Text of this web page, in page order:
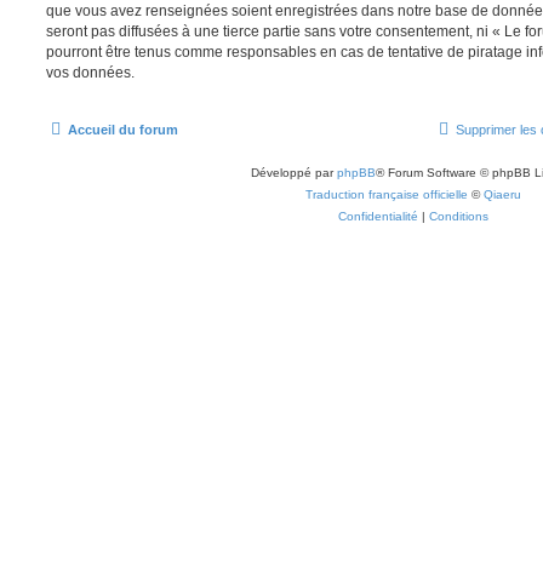
que vous avez renseignées soient enregistrées dans notre base de
seront pas diffusées à une tierce partie sans votre consentement, ni « Le
pourront être tenus comme responsables en cas de tentative de piratage
vos données.
Accueil du forum Supprimer les
Développé parphpBB® Forum Software © phpBB
Traduction française officielle ©Qiaeru
Confidentialité | Conditions